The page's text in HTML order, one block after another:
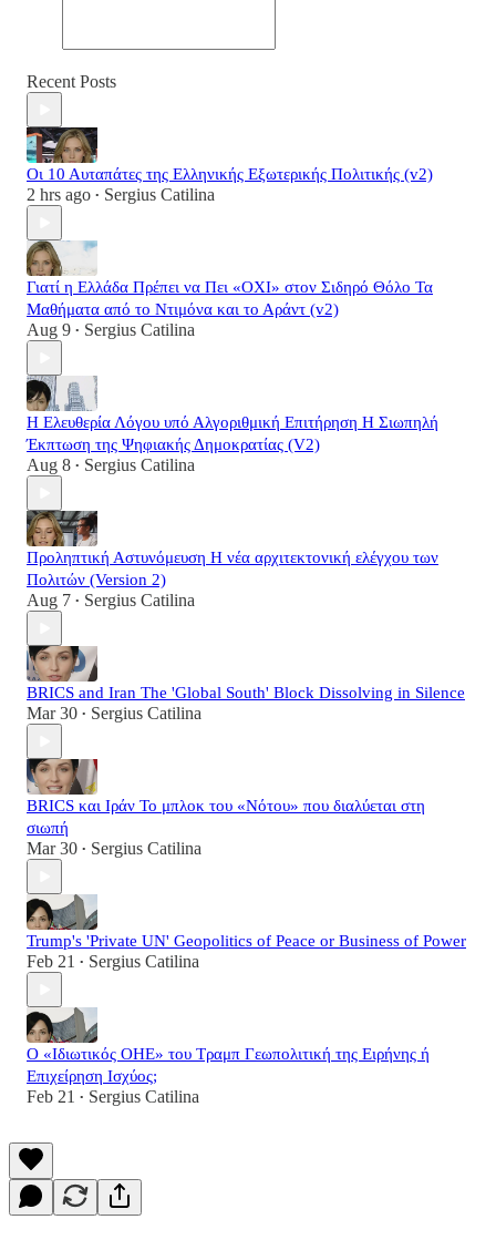
Recent Posts
Οι 10 Αυταπάτες της Ελληνικής Εξωτερικής Πολιτικής (v2)
2 hrs ago • Sergius Catilina
Γιατί η Ελλάδα Πρέπει να Πει «ΟΧΙ» στον Σιδηρό Θόλο Τα
Μαθήματα από το Ντιμόνα και το Αράντ (v2)
Aug 9 • Sergius Catilina
Η Ελευθερία Λόγου υπό Αλγοριθμική Επιτήρηση Η Σιωπηλή
Έκπτωση της Ψηφιακής Δημοκρατίας (V2)
Aug 8 • Sergius Catilina
Προληπτική Αστυνόμευση Η νέα αρχιτεκτονική ελέγχου των
Πολιτών (Version 2)
Aug 7 • Sergius Catilina
BRICS and Iran The 'Global South' Block Dissolving in Silence
Mar 30 • Sergius Catilina
BRICS και Ιράν Το μπλοκ του «Νότου» που διαλύεται στη
σιωπή
Mar 30 • Sergius Catilina
Trump's 'Private UN' Geopolitics of Peace or Business of Power
Feb 21 • Sergius Catilina
Ο «Ιδιωτικός ΟΗΕ» του Τραμπ Γεωπολιτική της Ειρήνης ή
Επιχείρηση Ισχύος;
Feb 21 • Sergius Catilina